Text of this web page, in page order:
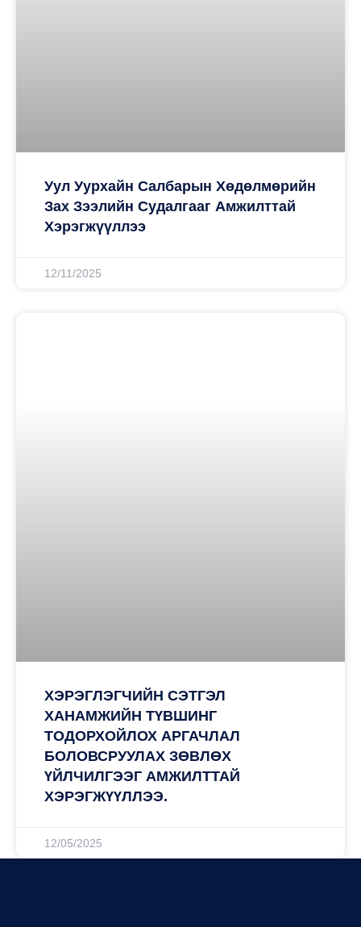
Уул Уурхайн Салбарын Хөдөлмөрийн
Зах Зээлийн Судалгааг Амжилттай
Хэрэгжүүллээ
12/11/2025
ХЭРЭГЛЭГЧИЙН СЭТГЭЛ
ХАНАМЖИЙН ТҮВШИНГ
ТОДОРХОЙЛОХ АРГАЧЛАЛ
БОЛОВСРУУЛАХ ЗӨВЛӨХ
ҮЙЛЧИЛГЭЭГ АМЖИЛТТАЙ
ХЭРЭГЖҮҮЛЛЭЭ.
12/05/2025